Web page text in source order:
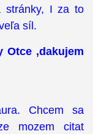
stránky, I za to
síl.
Otce ,dakujem
Chcem sa
mozem citat